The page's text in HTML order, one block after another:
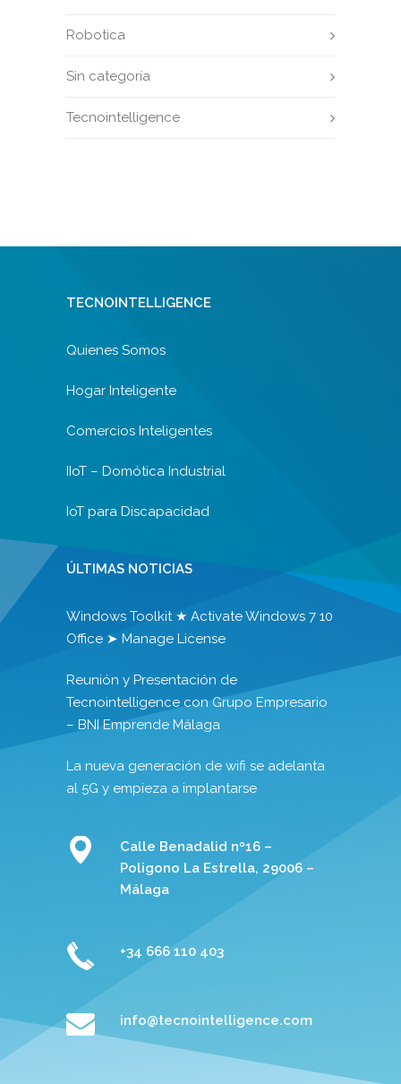
Robotica
Sin categoría
Tecnointelligence
TECNOINTELLIGENCE
Quienes Somos
Hogar Inteligente
Comercios Inteligentes
IIoT – Domótica Industrial
IoT para Discapacidad
ÚLTIMAS NOTICIAS
Windows Toolkit ★ Activate Windows 7 10
Office ➤ Manage License
Reunión y Presentación de
Tecnointelligence con Grupo Empresario
– BNI Emprende Málaga
La nueva generación de wifi se adelanta
al 5G y empieza a implantarse
Calle Benadalid nº16 –
Poligono La Estrella, 29006 –
Málaga
+34 666 110 403
info@tecnointelligence.com